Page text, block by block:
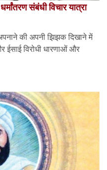
संबंधी विचार यात्रा
की अपनी झिझक दिखाने में
विरोधी धारणाओं और